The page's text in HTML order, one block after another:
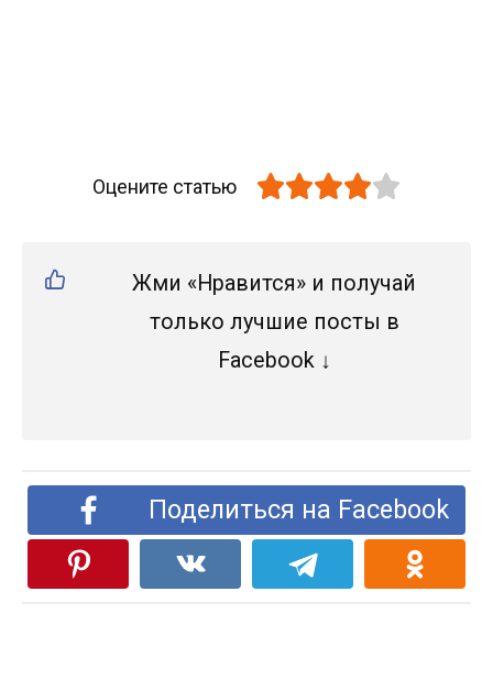
Оцените статью
Жми «Нравится» и получай
только лучшие посты в
Facebook ↓
Поделиться на Facebook